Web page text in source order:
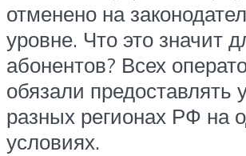
отменено на
уровне. Что это значит
абонентов? Всех
обязали предоставлять
разных регионах РФ на
условиях.